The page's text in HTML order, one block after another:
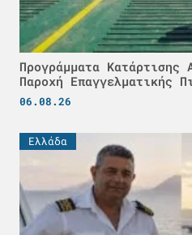
Προγράμματα Κατάρτισης
Παροχή Επαγγελματικής
06.08.26
Ελλάδα